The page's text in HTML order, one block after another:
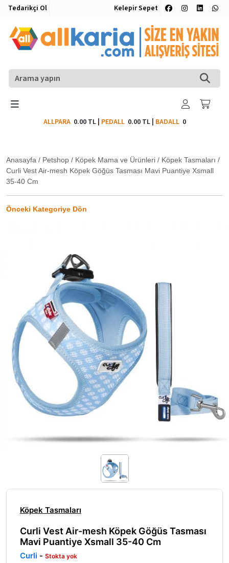
Tedarikçi Ol Kelepir Sepet
ALLPARA 0.00 TL| PEDALL 0.00 TL| BADALL0
Anasayfa / Petshop / Köpek Mama ve Ürünleri / Köpek Tasmaları /
Curli Vest Air-mesh Köpek Göğüs Tasması Mavi Puantiye Xsmall
35-40 Cm
Önceki Kategoriye Dön
Köpek Tasmaları
Curli Vest Air-mesh Köpek Göğüs Tasması
Mavi Puantiye Xsmall 35-40 Cm
Curli - Stokta yok